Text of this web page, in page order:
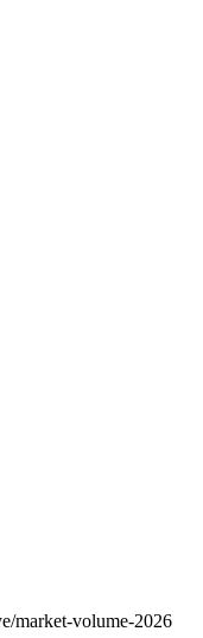
market-volume-2026